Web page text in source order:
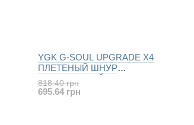
YGK G-SOUL UPGRADE X4
ПЛЕТЕНЫЙ ШНУР
РЫБОЛОВНЫЙ 200m
818.40 грн
695.64 грн